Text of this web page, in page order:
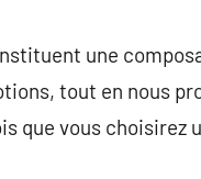
une
tout en nous
que vous choisirez